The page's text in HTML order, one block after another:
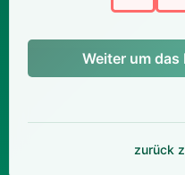
Weiter um
zurück